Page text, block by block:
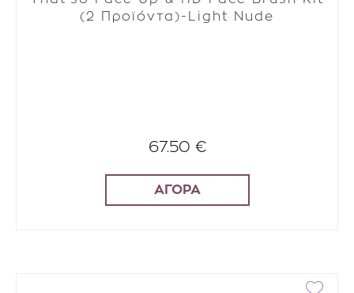
(2 Προϊόντα)-Light Nude
67.50 €
ΑΓΟΡΑ